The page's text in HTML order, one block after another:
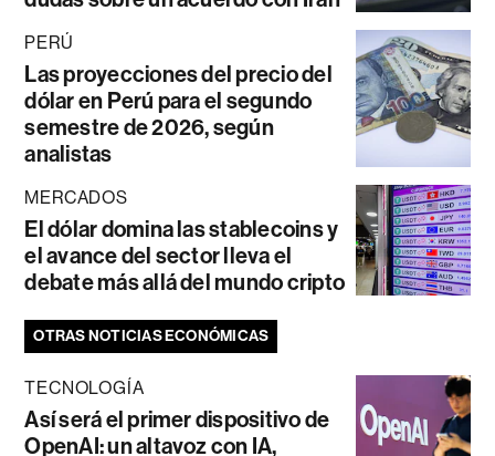
PERÚ
Las proyecciones del precio del
dólar en Perú para el segundo
semestre de 2026, según
analistas
MERCADOS
El dólar domina las stablecoins y
el avance del sector lleva el
debate más allá del mundo cripto
OTRAS NOTICIAS ECONÓMICAS
TECNOLOGÍA
Así será el primer dispositivo de
OpenAI: un altavoz con IA,